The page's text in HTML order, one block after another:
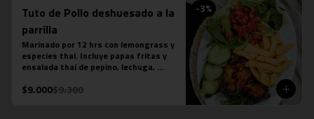
-3%
Tuto de Pollo deshuesado a la
parrilla
Marinado por 12 hrs con lemongrass y
especies thai. Incluye papas fritas y
ensalada thai de pepino, lechuga,
$9.000$9.300